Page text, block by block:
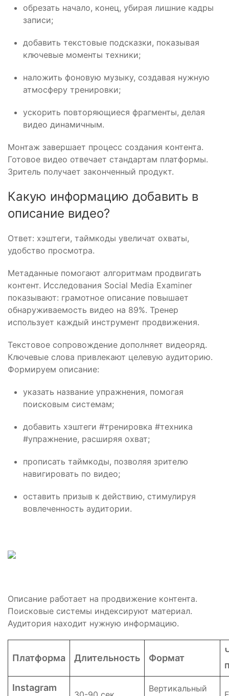
обрезать начало, конец, убирая лишние кадры
записи;
добавить текстовые подсказки, показывая
ключевые моменты техники;
наложить фоновую музыку, создавая нужную
атмосферу тренировки;
ускорить повторяющиеся фрагменты, делая
видео динамичным.
Монтаж завершает процесс создания контента.
Готовое видео отвечает стандартам платформы.
Зритель получает законченный продукт.
Какую информацию добавить в
описание видео?
Ответ: хэштеги, таймкоды увеличат охваты,
удобство просмотра.
Метаданные помогают алгоритмам продвигать
контент. Исследования Social Media Examiner
показывают: грамотное описание повышает
обнаруживаемость видео на 89%. Тренер
использует каждый инструмент продвижения.
Текстовое сопровождение дополняет видеоряд.
Ключевые слова привлекают целевую аудиторию.
Формируем описание:
указать название упражнения, помогая
поисковым системам;
добавить хэштеги #тренировка #техника
#упражнение, расширяя охват;
прописать таймкоды, позволяя зрителю
навигировать по видео;
оставить призыв к действию, стимулируя
вовлеченность аудитории.
Описание работает на продвижение контента.
Поисковые системы индексируют материал.
Аудитория находит нужную информацию.
Платформа Длительность Формат
Instagram
Вертикальный